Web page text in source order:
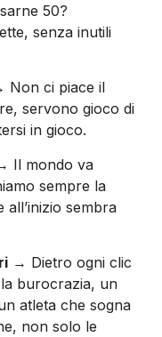
50?
senza inutili
Non ci piace il
servono gioco di
in gioco.
Il mondo va
sempre la
all’inizio sembra
→ Dietro ogni clic
burocrazia, un
atleta che sogna
non solo le